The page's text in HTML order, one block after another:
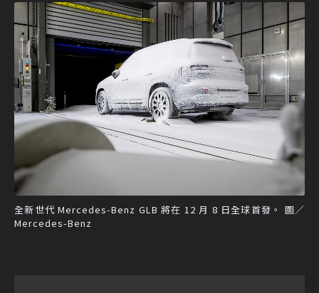
全新世代 Mercedes-Benz GLB 將在 12 月 8 日全球首發。 圖／
Mercedes-Benz